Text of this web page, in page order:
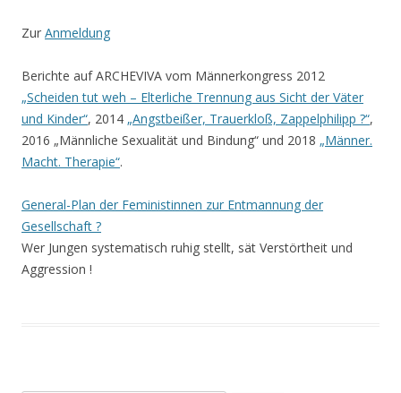
Zur Anmeldung
Berichte auf ARCHEVIVA vom Männerkongress 2012
„Scheiden tut weh – Elterliche Trennung aus Sicht der Väter
und Kinder“, 2014 „Angstbeißer, Trauerkloß, Zappelphilipp ?“,
2016 „Männliche Sexualität und Bindung“ und 2018 „Männer.
Macht. Therapie“.
General-Plan der Feministinnen zur Entmannung der
Gesellschaft ?
Wer Jungen systematisch ruhig stellt, sät Verstörtheit und
Aggression !